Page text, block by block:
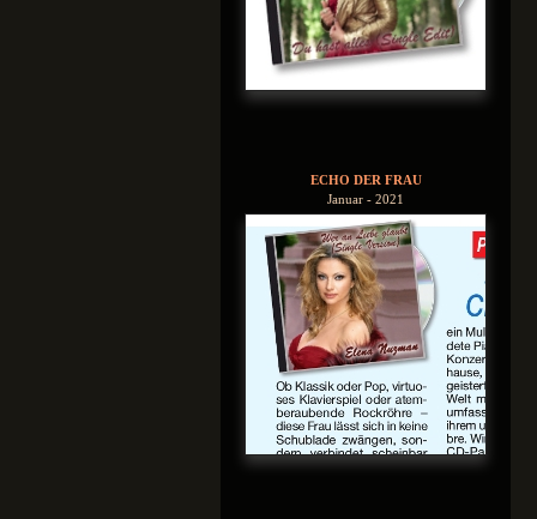
ECHO DER FRAU
Januar - 2021